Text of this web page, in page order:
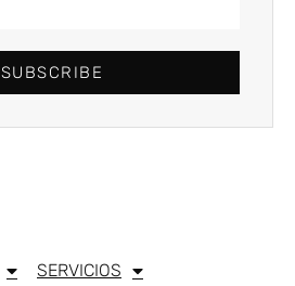
SUBSCRIBE
SERVICIOS